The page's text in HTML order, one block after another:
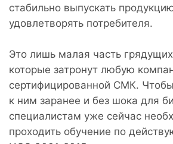
стабильно выпускать
удовлетворять потребителя.
Это лишь малая часть
которые затронут любую
сертифицированной СМК. Чтобы
к ним заранее и без шока для
специалистам уже сейчас
проходить обучение по